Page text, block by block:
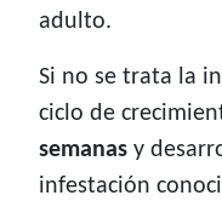
adulto.
Si no se trata la
ciclo de
semanas y
infestación